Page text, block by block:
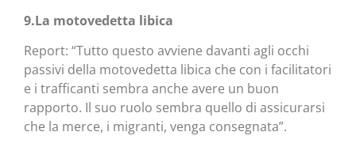
9.La motovedetta libica
Report: “Tutto questo avviene davanti agli occhi
passivi della motovedetta libica che con i facilitatori
e i trafficanti sembra anche avere un buon
rapporto. Il suo ruolo sembra quello di assicurarsi
che la merce, i migranti, venga consegnata”.